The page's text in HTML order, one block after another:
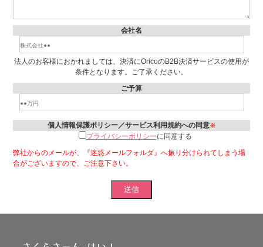
会社名
法人のお客様におかれましては、決済にOricoのB2B決済サービスの使用が
条件となります。ご了承ください。
ご予算
個人情報保護ポリシー／サービス利用規約への同意※
プライバシーポリシーに同意する
弊社からのメールが、『迷惑メールフォルダ』へ振り分けられてしまう場
合がございますので、ご注意下さい。